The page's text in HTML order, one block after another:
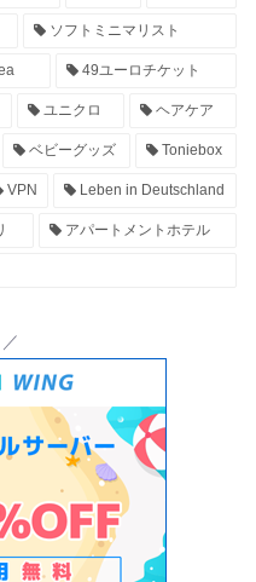
ソフトミニマリスト
49ユーロチケット
ユニクロ ヘアケア
ベビーグッズ Toniebox
VPN Leben in Deutschland
アパートメントホテル